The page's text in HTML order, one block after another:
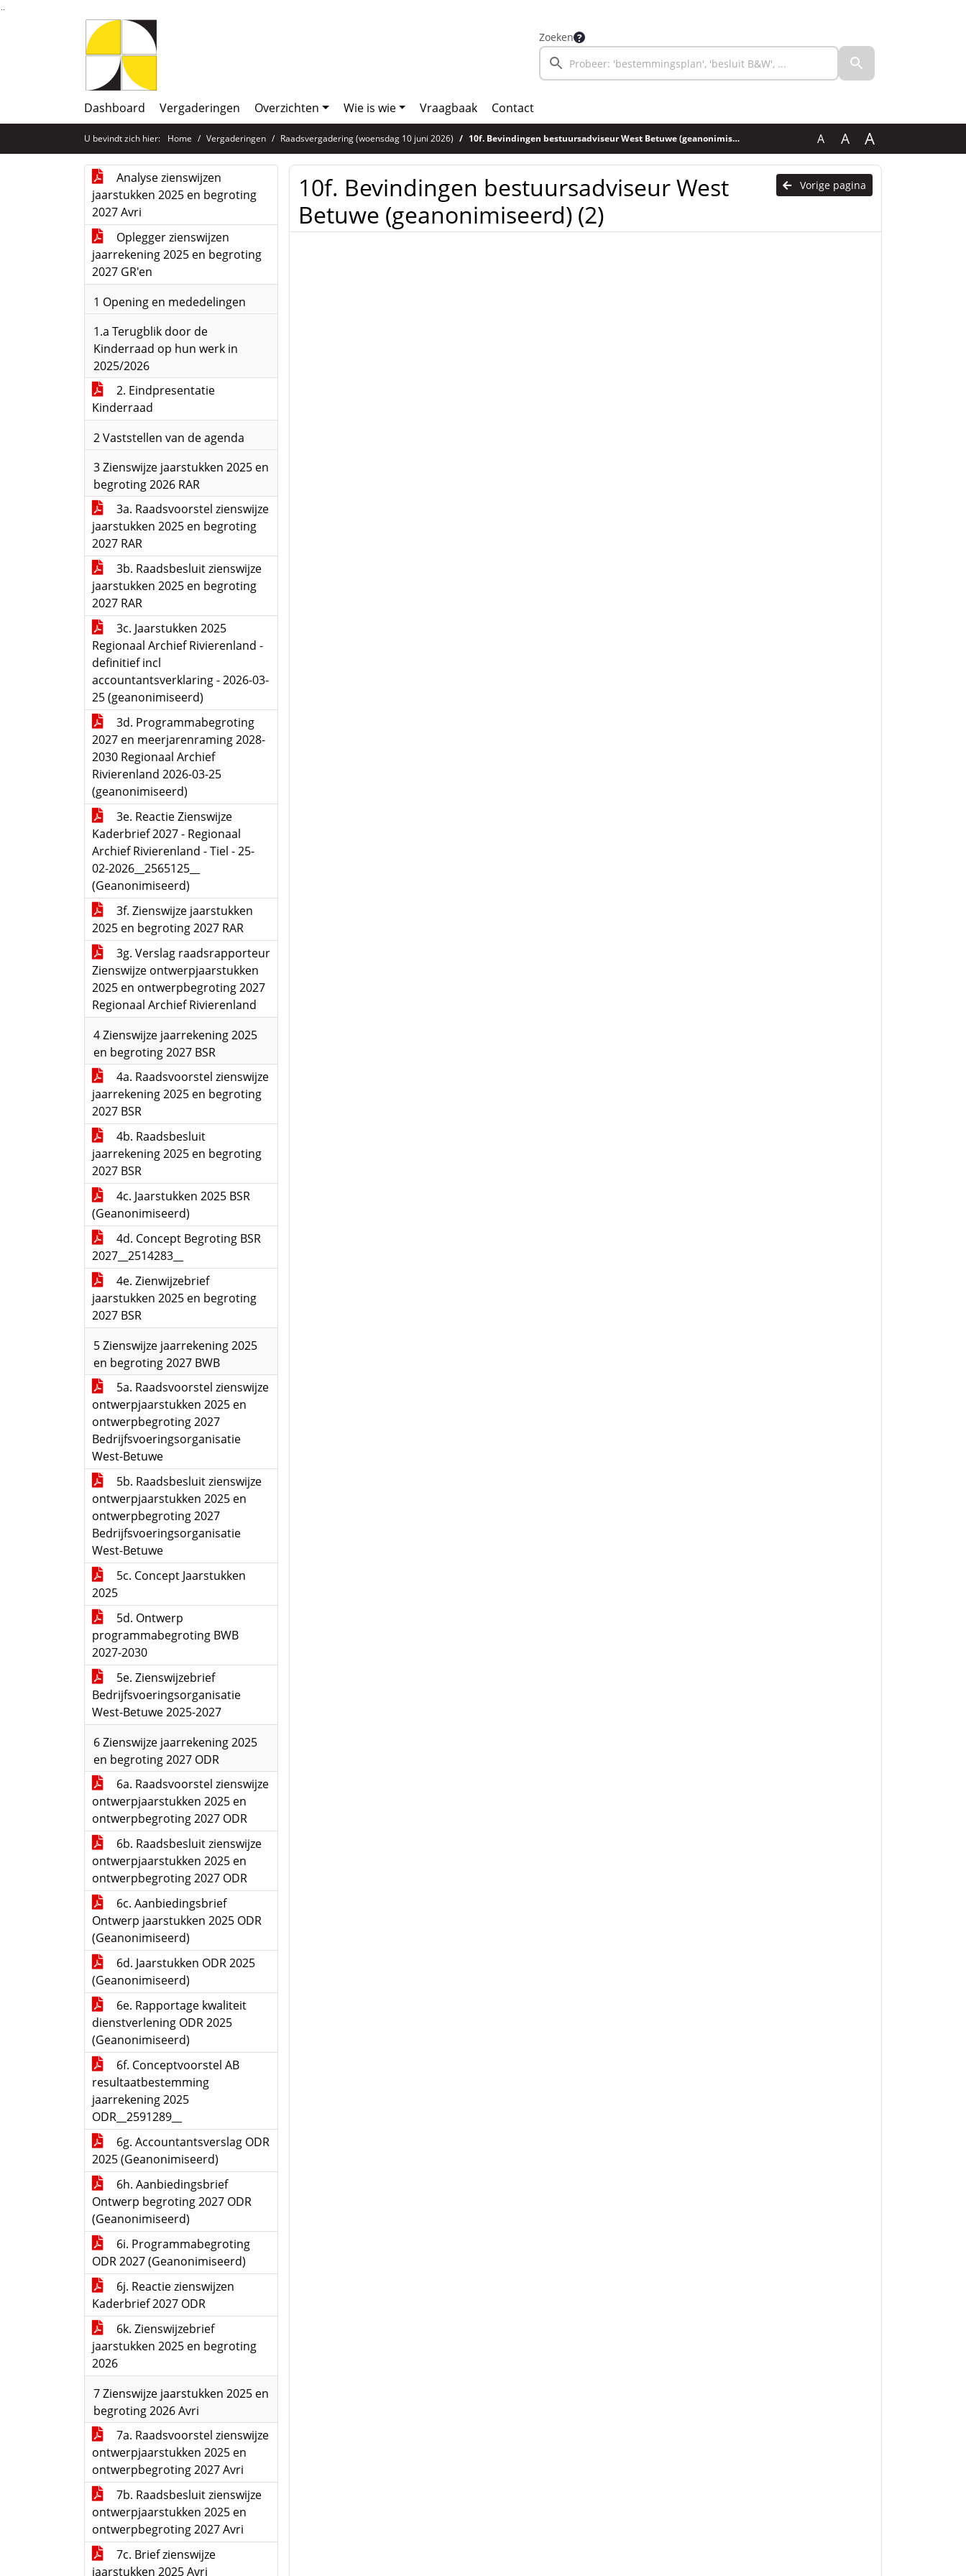
Ga naar de inhoud van deze pagina
Ga naar het zoeken
Ga naar het menu
Zoeken
Dashboard Vergaderingen Overzichten Wie is wie Vraagbaak Contact
U bevindt zich hier: Home Vergaderingen Raadsvergadering (woensdag 10 juni 2026) 10f. Bevindingen bestuursadviseur West Betuwe (geanonimiseerd) (2) A A A
Analyse zienswijzen
jaarstukken 2025 en begroting
2027 Avri
Oplegger zienswijzen
jaarrekening 2025 en begroting
2027 GR'en
1 Opening en mededelingen
1.a Terugblik door de
Kinderraad op hun werk in
2025/2026
2. Eindpresentatie
Kinderraad
2 Vaststellen van de agenda
3 Zienswijze jaarstukken 2025 en
begroting 2026 RAR
3a. Raadsvoorstel zienswijze
jaarstukken 2025 en begroting
2027 RAR
3b. Raadsbesluit zienswijze
jaarstukken 2025 en begroting
2027 RAR
3c. Jaarstukken 2025
Regionaal Archief Rivierenland -
definitief incl
accountantsverklaring - 2026-03-
25 (geanonimiseerd)
3d. Programmabegroting
2027 en meerjarenraming 2028-
2030 Regionaal Archief
Rivierenland 2026-03-25
(geanonimiseerd)
3e. Reactie Zienswijze
Kaderbrief 2027 - Regionaal
Archief Rivierenland - Tiel - 25-
02-2026__2565125__
(Geanonimiseerd)
3f. Zienswijze jaarstukken
2025 en begroting 2027 RAR
3g. Verslag raadsrapporteur
Zienswijze ontwerpjaarstukken
2025 en ontwerpbegroting 2027
Regionaal Archief Rivierenland
4 Zienswijze jaarrekening 2025
en begroting 2027 BSR
4a. Raadsvoorstel zienswijze
jaarrekening 2025 en begroting
2027 BSR
4b. Raadsbesluit
jaarrekening 2025 en begroting
2027 BSR
4c. Jaarstukken 2025 BSR
(Geanonimiseerd)
4d. Concept Begroting BSR
2027__2514283__
4e. Zienwijzebrief
jaarstukken 2025 en begroting
2027 BSR
5 Zienswijze jaarrekening 2025
en begroting 2027 BWB
5a. Raadsvoorstel zienswijze
ontwerpjaarstukken 2025 en
ontwerpbegroting 2027
Bedrijfsvoeringsorganisatie
West-Betuwe
5b. Raadsbesluit zienswijze
ontwerpjaarstukken 2025 en
ontwerpbegroting 2027
Bedrijfsvoeringsorganisatie
West-Betuwe
5c. Concept Jaarstukken
2025
5d. Ontwerp
programmabegroting BWB
2027-2030
5e. Zienswijzebrief
Bedrijfsvoeringsorganisatie
West-Betuwe 2025-2027
6 Zienswijze jaarrekening 2025
en begroting 2027 ODR
6a. Raadsvoorstel zienswijze
ontwerpjaarstukken 2025 en
ontwerpbegroting 2027 ODR
6b. Raadsbesluit zienswijze
ontwerpjaarstukken 2025 en
ontwerpbegroting 2027 ODR
6c. Aanbiedingsbrief
Ontwerp jaarstukken 2025 ODR
(Geanonimiseerd)
6d. Jaarstukken ODR 2025
(Geanonimiseerd)
6e. Rapportage kwaliteit
dienstverlening ODR 2025
(Geanonimiseerd)
6f. Conceptvoorstel AB
resultaatbestemming
jaarrekening 2025
ODR__2591289__
6g. Accountantsverslag ODR
2025 (Geanonimiseerd)
6h. Aanbiedingsbrief
Ontwerp begroting 2027 ODR
(Geanonimiseerd)
6i. Programmabegroting
ODR 2027 (Geanonimiseerd)
6j. Reactie zienswijzen
Kaderbrief 2027 ODR
6k. Zienswijzebrief
jaarstukken 2025 en begroting
2026
7 Zienswijze jaarstukken 2025 en
begroting 2026 Avri
7a. Raadsvoorstel zienswijze
ontwerpjaarstukken 2025 en
ontwerpbegroting 2027 Avri
7b. Raadsbesluit zienswijze
ontwerpjaarstukken 2025 en
ontwerpbegroting 2027 Avri
7c. Brief zienswijze
jaarstukken 2025 Avri
Vorige pagina
10f. Bevindingen bestuursadviseur West
Betuwe (geanonimiseerd) (2)